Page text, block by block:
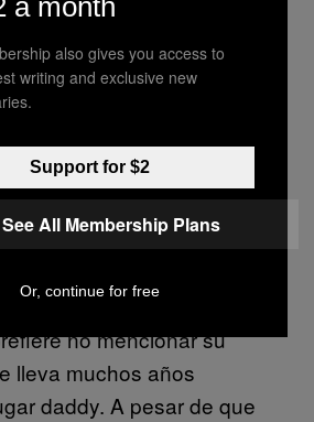
en lo que respecta a la
su vida.
flote en varias ocasiones
con sugar babies.
generalizar a una
por lo visto, esta idea si
mediana edad que vive
no mencionar su
lleva muchos años
daddy. A pesar de que
also gives you access to
writing and exclusive new
Support for $2
See All Membership Plans
Or, continue for free